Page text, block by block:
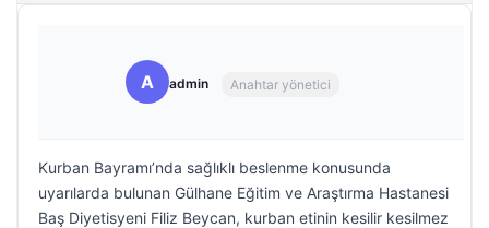
A admin Anahtar yönetici
Kurban Bayramı’nda sağlıklı beslenme konusunda
uyarılarda bulunan Gülhane Eğitim ve Araştırma Hastanesi
Baş Diyetisyeni Filiz Beycan, kurban etinin kesilir kesilmez